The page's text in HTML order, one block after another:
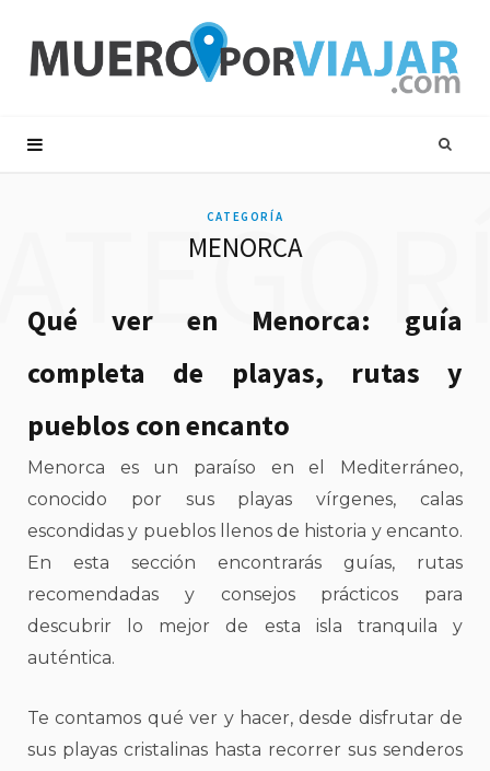
CATEGORÍA
MENORCA
Qué ver en Menorca: guía
completa de playas, rutas y
pueblos con encanto
Menorca es un paraíso en el Mediterráneo,
conocido por sus playas vírgenes, calas
escondidas y pueblos llenos de historia y encanto.
En esta sección encontrarás guías, rutas
recomendadas y consejos prácticos para
descubrir lo mejor de esta isla tranquila y
auténtica.
Te contamos qué ver y hacer, desde disfrutar de
sus playas cristalinas hasta recorrer sus senderos